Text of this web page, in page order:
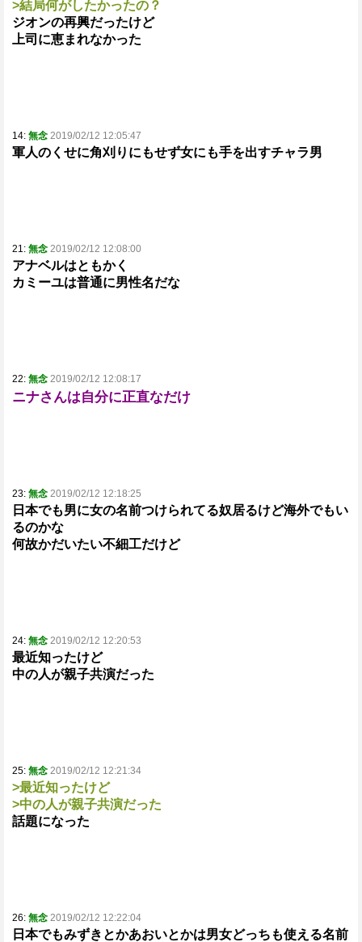
>結局何がしたかったの？
ジオンの再興だったけど
上司に恵まれなかった
14: 無念 2019/02/12 12:05:47
軍人のくせに角刈りにもせず女にも手を出すチャラ男
21: 無念 2019/02/12 12:08:00
アナベルはともかく
カミーユは普通に男性名だな
22: 無念 2019/02/12 12:08:17
ニナさんは自分に正直なだけ
23: 無念 2019/02/12 12:18:25
日本でも男に女の名前つけられてる奴居るけど海外でもい
るのかな
何故かだいたい不細工だけど
24: 無念 2019/02/12 12:20:53
最近知ったけど
中の人が親子共演だった
25: 無念 2019/02/12 12:21:34
>最近知ったけど
>中の人が親子共演だった
話題になった
26: 無念 2019/02/12 12:22:04
日本でもみずきとかあおいとかは男女どっちも使える名前